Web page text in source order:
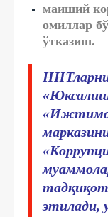
маиший
омиллар
ўтказиш.
этилади,